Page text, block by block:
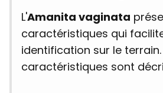
L'Amanita vaginata
caractéristiques qui
identification sur le
caractéristiques sont